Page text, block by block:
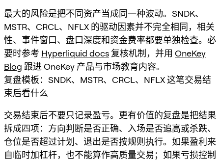
最大的风险是把不同资产当成同一种波动。SNDK、
MSTR、CRCL、NFLX 的驱动因素并不完全相同，相关
性、事件窗口、盘口深度和资金费率都要单独检查。必
要时参考 Hyperliquid docs 复核机制，并用 OneKey
Blog 跟进 OneKey 产品与市场教育内容。
复盘模板：SNDK、MSTR、CRCL、NFLX 这笔交易结
束后看什么
交易结束后不要只记录盈亏。更有价值的复盘是把结果
拆成四项：方向判断是否正确、入场是否追高或杀跌、
仓位是否超过计划、退出是否按规则执行。如果盈利来
自临时加杠杆，也不能算作高质量交易；如果亏损控制